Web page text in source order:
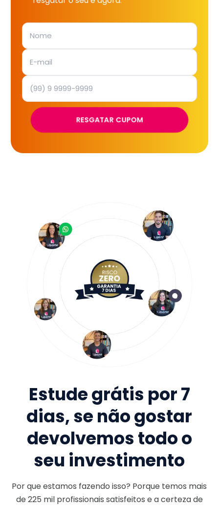
RESGATAR CUPOM
Estude grátis por 7
dias, se não gostar
devolvemos todo o
seu investimento
Por que estamos fazendo isso? Porque temos mais
de225 milprofissionais satisfeitos e a certeza de